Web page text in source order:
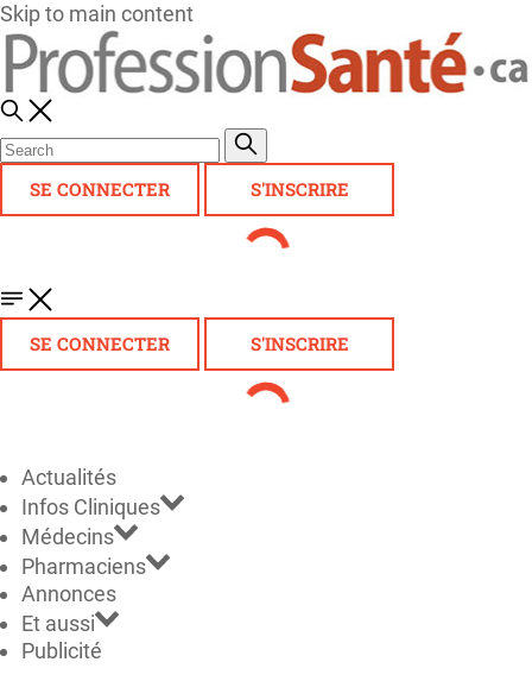
Skip to main content
SE CONNECTER S'INSCRIRE
SE CONNECTER S'INSCRIRE
Actualités
Infos Cliniques
Médecins
Pharmaciens
Annonces
Et aussi
Publicité